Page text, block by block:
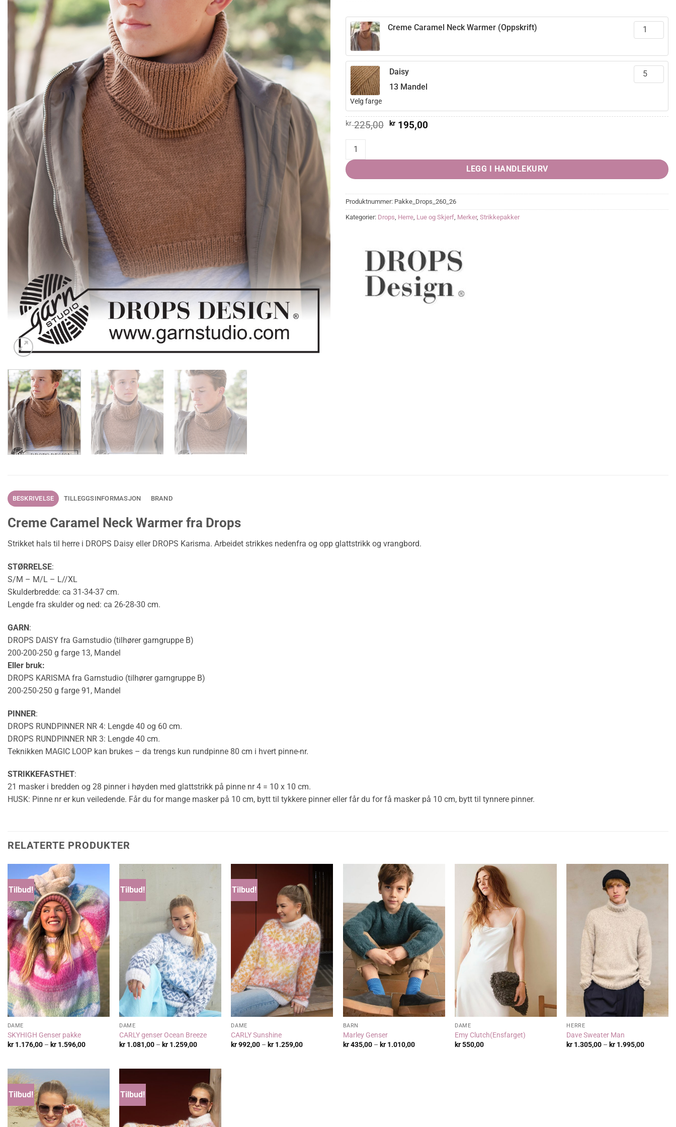
Creme Caramel Neck Warmer (Oppskrift)
Velg farge
Daisy
13 Mandel
kr225,00 Opprinnelig
kr195,00Nåværende
Creme Caramel Neck Warmer quantity
LEGG I HANDLEKURV
Produktnummer: Pakke_Drops_260_26
Kategorier: Drops Herre Lue og Skjerf Merker, Strikkepakker
BESKRIVELSE TILLEGGSINFORMASJON BRAND
Creme Caramel Neck Warmer fra Drops
Strikket hals til herre i DROPS Daisy eller DROPS Karisma. Arbeidet strikkes nedenfra og opp glattstrikk og vrangbord.
STØRRELSE:
S/M – M/L – L//XL
Skulderbredde: ca 31-34-37 cm.
Lengde fra skulder og ned: ca 26-28-30 cm.
GARN:
DROPS DAISY fra Garnstudio (tilhører garngruppe B)
200-200-250 g farge 13, Mandel
Eller bruk:
DROPS KARISMA fra Garnstudio (tilhører garngruppe B)
200-250-250 g farge 91, Mandel
PINNER:
DROPS RUNDPINNER NR 4: Lengde 40 og 60 cm.
DROPS RUNDPINNER NR 3: Lengde 40 cm.
Teknikken MAGIC LOOP kan brukes – da trengs kun rundpinne 80 cm i hvert pinne-nr.
STRIKKEFASTHET:
21 masker i bredden og 28 pinner i høyden med glattstrikk på pinne nr 4 = 10 x 10 cm.
HUSK: Pinne nr er kun veiledende. Får du for mange masker på 10 cm, bytt til tykkere pinner eller får du for få masker på 10 cm, bytt til tynnere pinner.
RELATERTE PRODUKTER
Tilbud!
DAME
SKYHIGH Genser pakke
kr1.176,00 – kr1.596,00Prisområde:
Tilbud!
DAME
CARLY genser Ocean Breeze
kr 1.081,00 – kr 1.259,00Prisområde:
Tilbud!
DAME
CARLY Sunshine
kr992,00 – kr 1.259,00Prisområde:
BARN
Marley Genser
kr435,00 – kr1.010,00Prisområde:
DAME
Emy Clutch(Ensfarget)
kr550,00
HERRE
Dave Sweater Man
kr 1.305,00 – kr 1.995,00
Tilbud! Tilbud!